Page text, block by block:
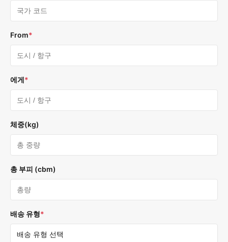
From*
에게*
체중(kg)
총 부피 (cbm)
배송 유형*